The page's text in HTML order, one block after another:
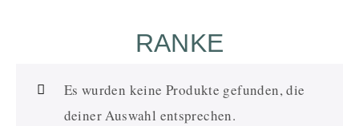
RANKE
Es wurden keine Produkte gefunden, die
deiner Auswahl entsprechen.